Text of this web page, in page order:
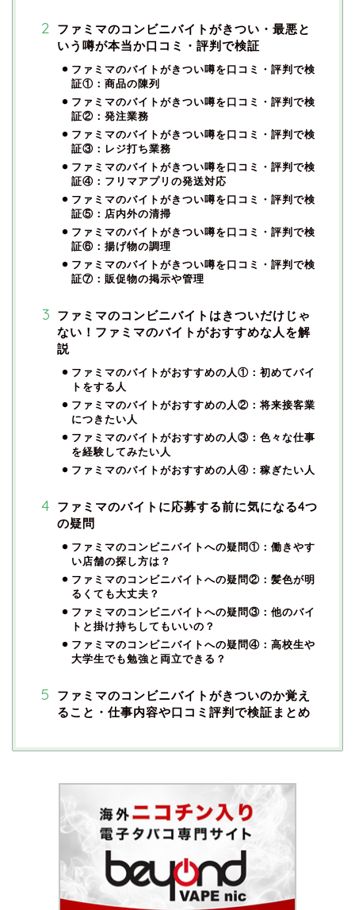
ファミマのコンビニバイトがきつい・最悪と
いう噂が本当か口コミ・評判で検証
ファミマのバイトがきつい噂を口コミ・評判で検
証①：商品の陳列
ファミマのバイトがきつい噂を口コミ・評判で検
証②：発注業務
ファミマのバイトがきつい噂を口コミ・評判で検
証③：レジ打ち業務
ファミマのバイトがきつい噂を口コミ・評判で検
証④：フリマアプリの発送対応
ファミマのバイトがきつい噂を口コミ・評判で検
証⑤：店内外の清掃
ファミマのバイトがきつい噂を口コミ・評判で検
証⑥：揚げ物の調理
ファミマのバイトがきつい噂を口コミ・評判で検
証⑦：販促物の掲示や管理
ファミマのコンビニバイトはきついだけじゃ
ない！ファミマのバイトがおすすめな人を解
説
ファミマのバイトがおすすめの人①：初めてバイ
トをする人
ファミマのバイトがおすすめの人②：将来接客業
につきたい人
ファミマのバイトがおすすめの人③：色々な仕事
を経験してみたい人
ファミマのバイトがおすすめの人④：稼ぎたい人
ファミマのバイトに応募する前に気になる4つ
の疑問
ファミマのコンビニバイトへの疑問①：働きやす
い店舗の探し方は？
ファミマのコンビニバイトへの疑問②：髪色が明
るくても大丈夫？
ファミマのコンビニバイトへの疑問③：他のバイ
トと掛け持ちしてもいいの？
ファミマのコンビニバイトへの疑問④：高校生や
大学生でも勉強と両立できる？
ファミマのコンビニバイトがきついのか覚え
ること・仕事内容や口コミ評判で検証まとめ